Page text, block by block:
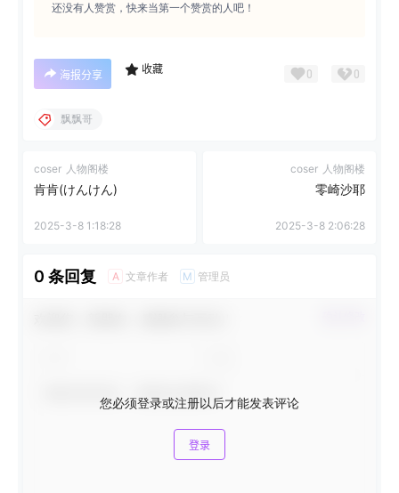
还没有人赞赏，快来当第一个赞赏的人吧！
海报分享 收藏 0 0
飘飘哥
coser 人物阁楼
肯肯(けんけん)
2025-3-8 1:18:28
coser 人物阁楼
零崎沙耶
2025-3-8 2:06:28
0 条回复 A 文章作者 M 管理员
您必须登录或注册以后才能发表评论
登录